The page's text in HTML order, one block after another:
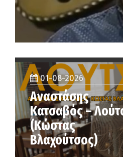
01-08-2026
Αναστάσης
Κατσαβός –
(Κώστας
Βλαχούτσος)